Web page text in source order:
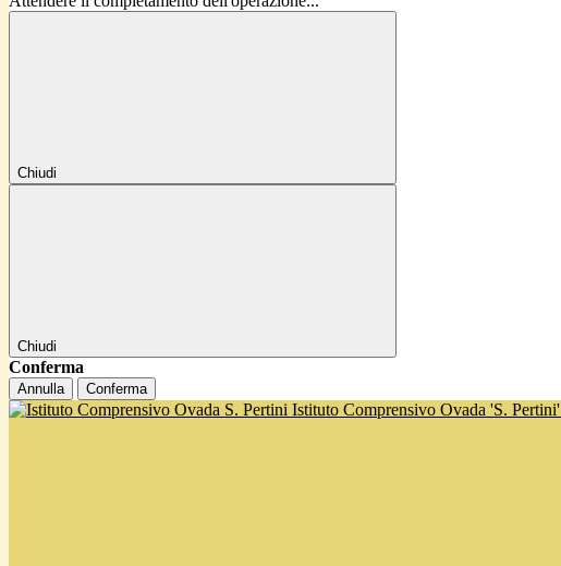
Chiudi
Chiudi
Conferma
Annulla Conferma
Istituto Comprensivo Ovada 'S. Pertini'